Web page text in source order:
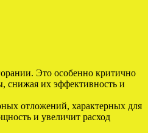
Это особенно критично
снижая их эффективность и
отложений, характерных для
и увеличит расход